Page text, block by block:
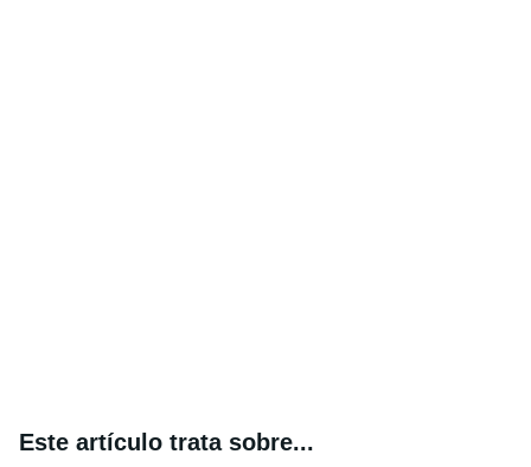
Este artículo trata sobre...